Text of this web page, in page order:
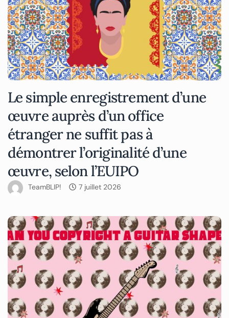
Le simple enregistrement d’une
œuvre auprès d’un office
étranger ne suffit pas à
démontrer l’originalité d’une
œuvre, selon l’EUIPO
TeamBLIP! 7 juillet 2026